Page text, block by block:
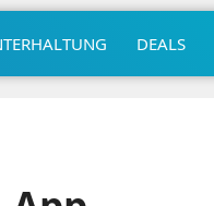
DEALS